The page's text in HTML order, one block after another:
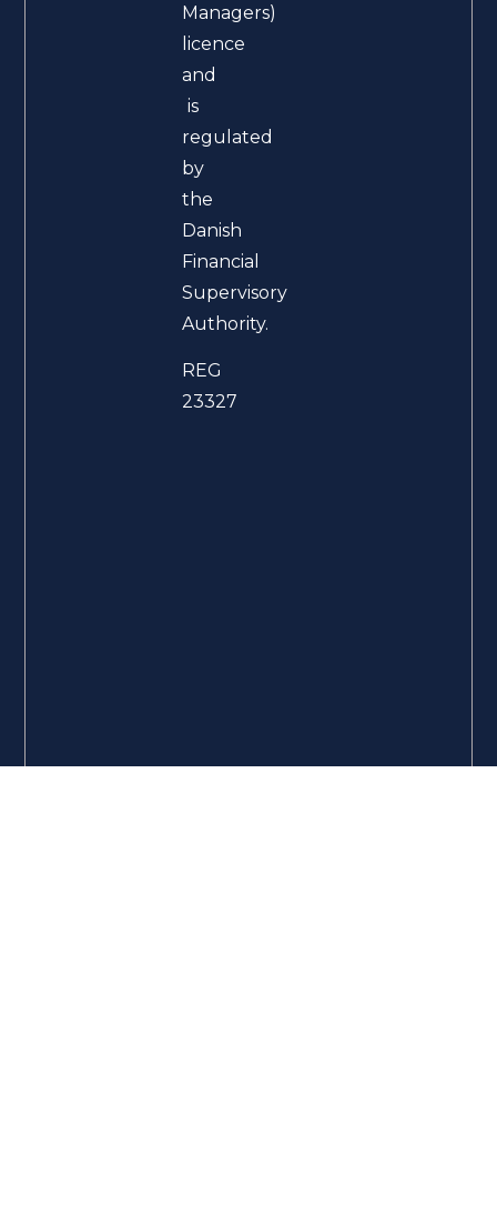
Managers)
licence
and
is
regulated
by
the
Danish
Financial
Supervisory
Authority.
REG
23327